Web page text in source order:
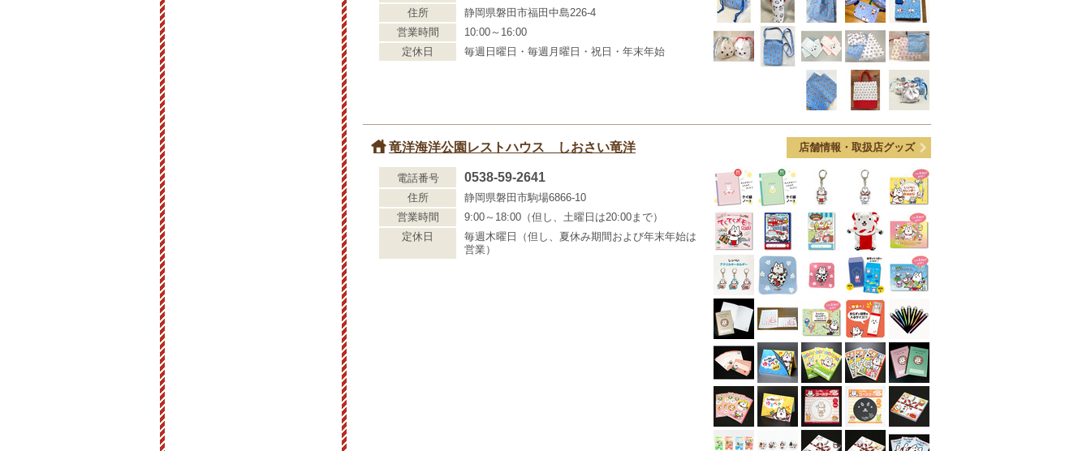
住所
静岡県磐田市福田中島226-4
営業時間
10:00～16:00
定休日
毎週日曜日・毎週月曜日・祝日・年末年始
竜洋海洋公園レストハウス しおさい竜洋 店舗情報・取扱店グッズ
電話番号 0538-59-2641
住所
静岡県磐田市駒場6866-10
営業時間
9:00～18:00（但し、土曜日は20:00まで）
定休日
毎週木曜日（但し、夏休み期間および年末年始は
営業）